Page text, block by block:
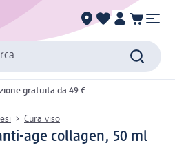
gratuita da 49 €
Cura viso
age collagen, 50 ml